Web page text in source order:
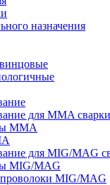
назначения
для MMA сварки
MMA
для MIG/MAG
MIG/MAG
MIG/MAG